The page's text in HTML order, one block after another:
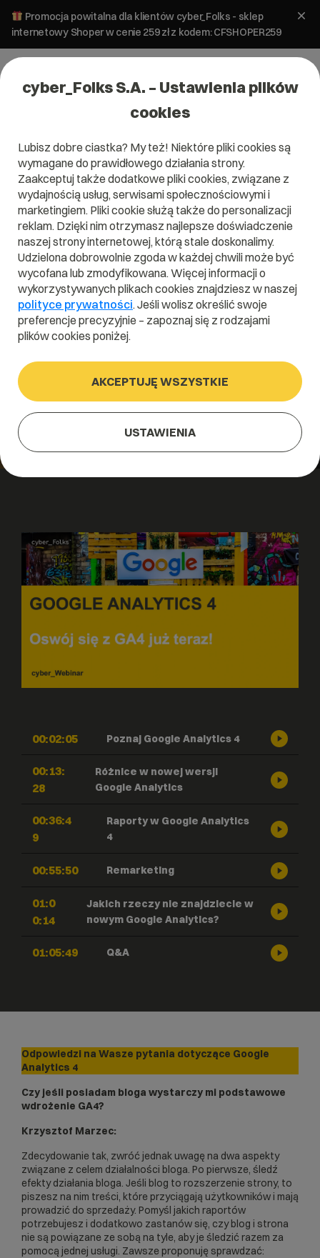
Promocja powitalna dla klientów cyber_Folks - sklep
internetowy Shoper w cenie 259 zł z kodem: CFSHOPER259
20-10-2022 11:00
Oswój Google Analytics 4
już teraz!
PRELEGENT: KRZYSZTOF MARZEC
00:02:05 Poznaj Google Analytics 4
00:13:
28
Różnice w nowej wersji
Google Analytics
00:36:4
9
Raporty w Google Analytics
4
00:55:50 Remarketing
01:0
0:14
Jakich rzeczy nie znajdziecie w
nowym Google Analytics?
01:05:49 Q&A
Odpowiedzi na Wasze pytania dotyczące Google
Analytics 4
Czy jeśli posiadam bloga wystarczy mi podstawowe
wdrożenie GA4?
Krzysztof Marzec:
Zdecydowanie tak, zwróć jednak uwagę na dwa aspekty
związane z celem działalności bloga. Po pierwsze, śledź
efekty działania bloga. Jeśli blog to rozszerzenie strony, to
piszesz na nim treści, które przyciągają użytkowników i mają
prowadzić do sprzedaży. Pomyśl jakich raportów
potrzebujesz i dodatkowo zastanów się, czy blog i strona
nie są powiązane ze sobą na tyle, aby je śledzić razem za
pomocą jednej usługi. Zawsze proponuję sprawdzać:
cyber_Folks S.A. – Ustawienia plików
cookies
Lubisz dobre ciastka? My też! Niektóre pliki cookies są
wymagane do prawidłowego działania strony.
Zaakceptuj także dodatkowe pliki cookies, związane z
wydajnością usług, serwisami społecznościowymi i
marketingiem. Pliki cookie służą także do personalizacji
reklam. Dzięki nim otrzymasz najlepsze doświadczenie
naszej strony internetowej, którą stale doskonalimy.
Udzielona dobrowolnie zgoda w każdej chwili może być
wycofana lub zmodyfikowana. Więcej informacji o
wykorzystywanych plikach cookies znajdziesz w naszej
polityce prywatności. Jeśli wolisz określić swoje
preferencje precyzyjnie – zapoznaj się z rodzajami
plików cookies poniżej.
AKCEPTUJĘ WSZYSTKIE
USTAWIENIA